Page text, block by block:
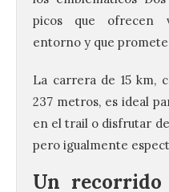
picos que ofrecen
entorno y que
La carrera de 15 km,
237 metros, es ideal
en el trail o disfrutar
pero igualmente
Un